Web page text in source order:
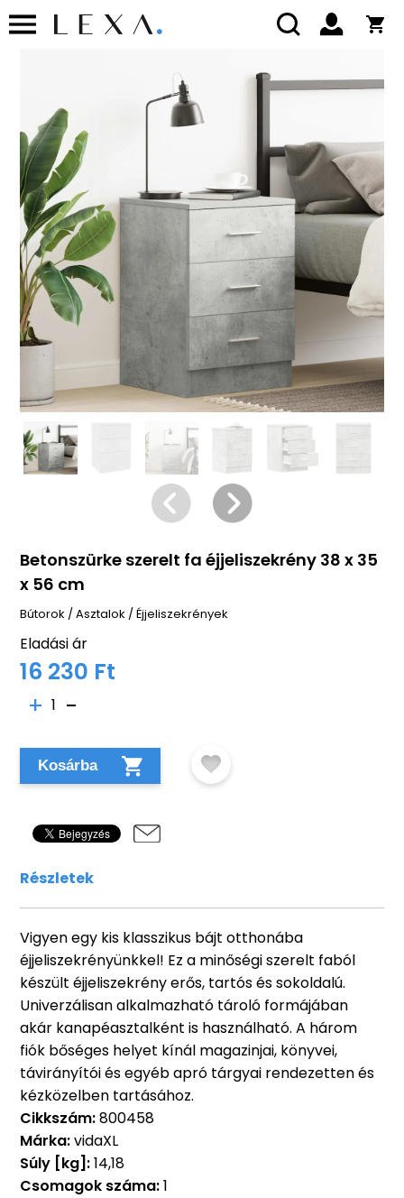
Betonszürke szerelt fa éjjeliszekrény 38 x 35
x 56 cm
Bútorok /Asztalok /Éjjeliszekrények
Eladási ár
16 230 Ft
1
Kosárba
Részletek
Vigyen egy kis klasszikus bájt otthonába
éjjeliszekrényünkkel! Ez a minőségi szerelt faból
készült éjjeliszekrény erős, tartós és sokoldalú.
Univerzálisan alkalmazható tároló formájában
akár kanapéasztalként is használható. A három
fiók bőséges helyet kínál magazinjai, könyvei,
távirányítói és egyéb apró tárgyai rendezetten és
kézközelben tartásához.
Cikkszám:800458
Márka:vidaXL
Súly [kg]:14,18
Csomagok száma:1